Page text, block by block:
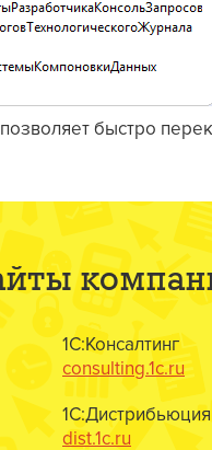
быстро
1С:Консалтинг
consulting.1c.ru
1С:Дистрибьюция
dist.1c.ru